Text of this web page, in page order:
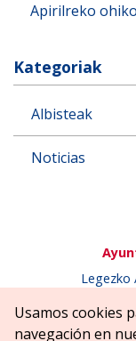
Apirilreko
Kategoriak
Albisteak
Noticias
Legezko
Usamos cookies
navegación en